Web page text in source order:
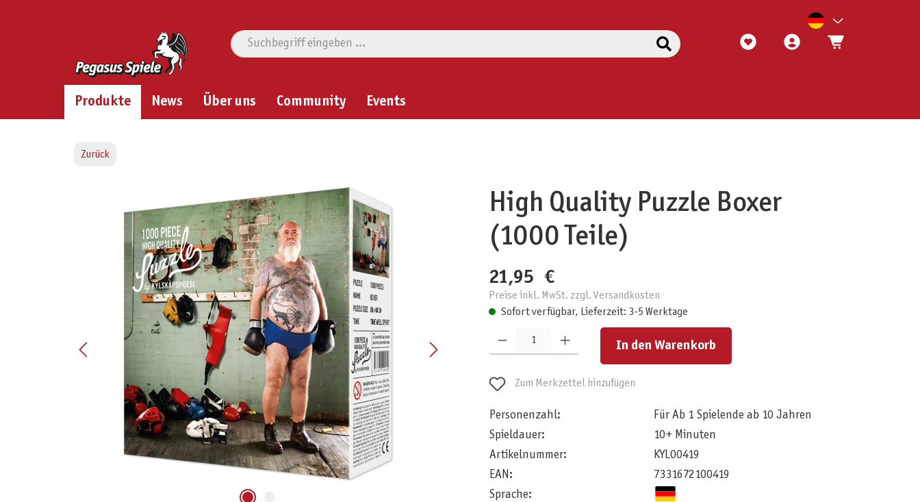
Produkte News Über uns Community Events
Zurück
High Quality Puzzle Boxer
(1000 Teile)
21,95 €
Preise inkl. MwSt. zzgl. Versandkosten
Sofort verfügbar, Lieferzeit: 3-5 Werktage
Produkt Anzahl: Gib den gewünschten Wert ein oder benutze die Schaltflächen um die Anzahl zu erhöhen oder zu reduzieren.
In den Warenkorb
Zum Merkzettel hinzufügen
Personenzahl:
Für Ab 1 Spielende ab 10 Jahren
Spieldauer:
10+ Minuten
Artikelnummer:
KYL00419
EAN:
7331672100419
Sprache: